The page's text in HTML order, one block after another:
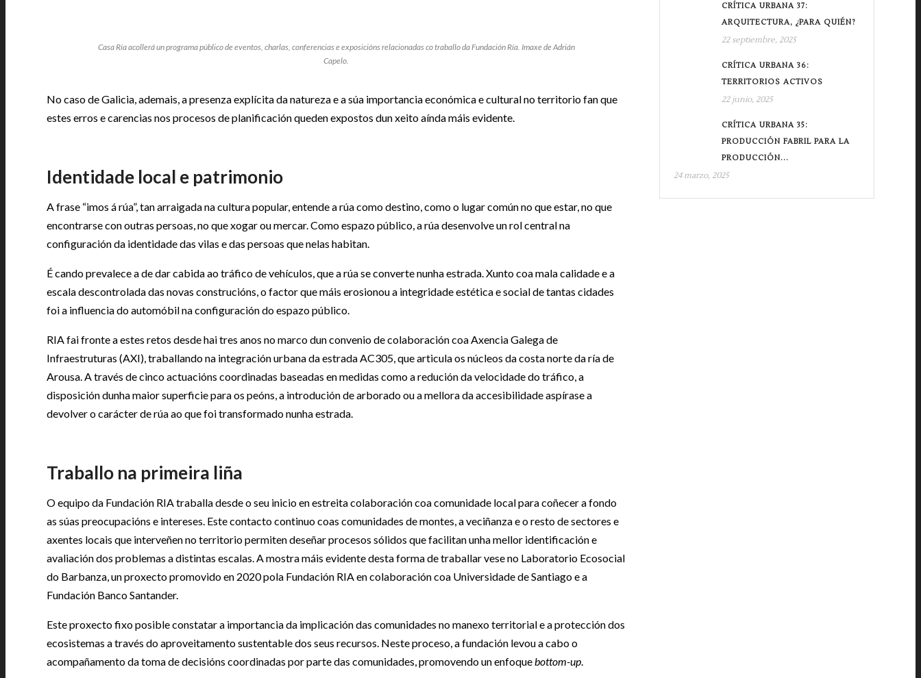
Casa Ría acollerá un programa público de eventos, charlas, conferencias e exposicións relacionadas co traballo da Fundación Ría. Imaxe de Adrián
Capelo.
No caso de Galicia, ademais, a presenza explícita da natureza e a súa importancia económica e cultural no territorio fan que
estes erros e carencias nos procesos de planificación queden expostos dun xeito aínda máis evidente.
Identidade local e patrimonio
A frase “imos á rúa”, tan arraigada na cultura popular, entende a rúa como destino, como o lugar común no que estar, no que
encontrarse con outras persoas, no que xogar ou mercar. Como espazo público, a rúa desenvolve un rol central na
configuración da identidade das vilas e das persoas que nelas habitan.
É cando prevalece a de dar cabida ao tráfico de vehículos, que a rúa se converte nunha estrada. Xunto coa mala calidade e a
escala descontrolada das novas construcións, o factor que máis erosionou a integridade estética e social de tantas cidades
foi a influencia do automóbil na configuración do espazo público.
RIA fai fronte a estes retos desde hai tres anos no marco dun convenio de colaboración coa Axencia Galega de
Infraestruturas (AXI), traballando na integración urbana da estrada AC305, que articula os núcleos da costa norte da ría de
Arousa. A través de cinco actuacións coordinadas baseadas en medidas como a redución da velocidade do tráfico, a
disposición dunha maior superficie para os peóns, a introdución de arborado ou a mellora da accesibilidade aspírase a
devolver o carácter de rúa ao que foi transformado nunha estrada.
Traballo na primeira liña
O equipo da Fundación RIA traballa desde o seu inicio en estreita colaboración coa comunidade local para coñecer a fondo
as súas preocupacións e intereses. Este contacto continuo coas comunidades de montes, a veciñanza e o resto de sectores e
axentes locais que interveñen no territorio permiten deseñar procesos sólidos que facilitan unha mellor identificación e
avaliación dos problemas a distintas escalas. A mostra máis evidente desta forma de traballar vese no Laboratorio Ecosocial
do Barbanza, un proxecto promovido en 2020 pola Fundación RIA en colaboración coa Universidade de Santiago e a
Fundación Banco Santander.
Este proxecto fixo posible constatar a importancia da implicación das comunidades no manexo territorial e a protección dos
ecosistemas a través do aproveitamento sustentable dos seus recursos. Neste proceso, a fundación levou a cabo o
acompañamento da toma de decisións coordinadas por parte das comunidades, promovendo un enfoquebottom-up.
CRÍTICA URBANA 37:
ARQUITECTURA, ¿PARA QUIÉN?
22 septiembre, 2025
CRÍTICA URBANA 36:
TERRITORIOS ACTIVOS
22 junio, 2025
CRÍTICA URBANA 35:
PRODUCCIÓN FABRIL PARA LA
PRODUCCIÓN...
24 marzo, 2025